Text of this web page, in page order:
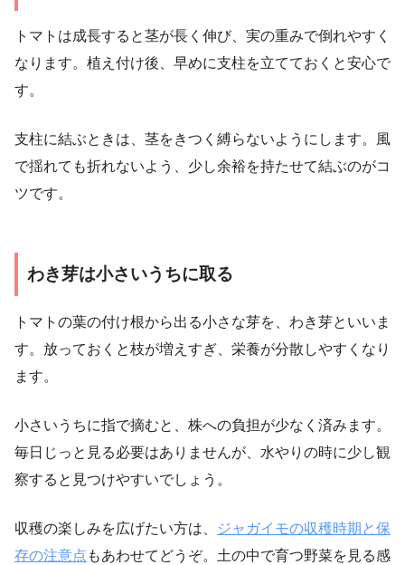
トマトは成長すると茎が長く伸び、実の重みで倒れやすく
なります。植え付け後、早めに支柱を立てておくと安心で
す。
支柱に結ぶときは、茎をきつく縛らないようにします。風
で揺れても折れないよう、少し余裕を持たせて結ぶのがコ
ツです。
わき芽は小さいうちに取る
トマトの葉の付け根から出る小さな芽を、わき芽といいま
す。放っておくと枝が増えすぎ、栄養が分散しやすくなり
ます。
小さいうちに指で摘むと、株への負担が少なく済みます。
毎日じっと見る必要はありませんが、水やりの時に少し観
察すると見つけやすいでしょう。
収穫の楽しみを広げたい方は、
ジャガイモの収穫時期と保
存の注意点 もあわせてどうぞ。土の中で育つ野菜を見る感